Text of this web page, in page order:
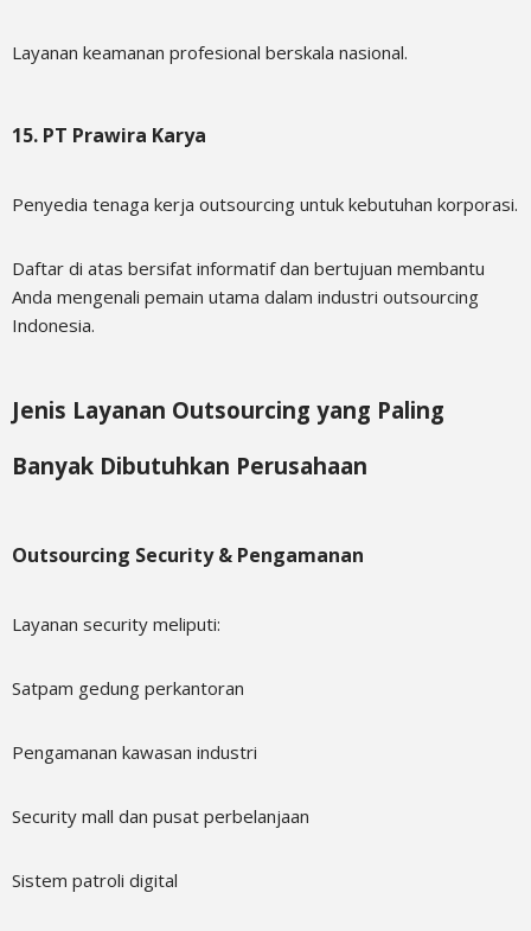
Layanan keamanan profesional berskala nasional.
15. PT Prawira Karya
Penyedia tenaga kerja outsourcing untuk kebutuhan korporasi.
Daftar di atas bersifat informatif dan bertujuan membantu
Anda mengenali pemain utama dalam industri outsourcing
Indonesia.
Jenis Layanan Outsourcing yang Paling
Banyak Dibutuhkan Perusahaan
Outsourcing Security & Pengamanan
Layanan security meliputi:
Satpam gedung perkantoran
Pengamanan kawasan industri
Security mall dan pusat perbelanjaan
Sistem patroli digital